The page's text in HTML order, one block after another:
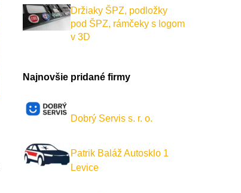
Držiaky ŠPZ, podložky
pod ŠPZ, rámčeky s logom
v 3D
Najnovšie pridané firmy
Dobrý Servis s. r. o.
Patrik Baláž Autosklo 1
Levice